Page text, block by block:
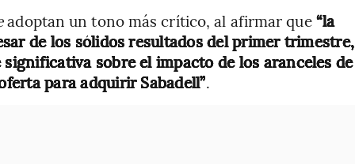
adoptan un tono más crítico, al afirmar que“la
de los sólidos resultados del primer trimestre,
sobre el impacto de los aranceles de
para adquirir Sabadell”.